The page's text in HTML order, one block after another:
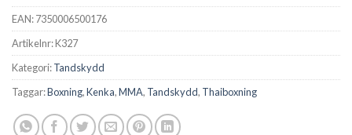
EAN:7350006500176
Artikelnr:K327
Kategori:Tandskydd
Taggar:Boxning,Kenka,MMA, Tandskydd, Thaiboxning